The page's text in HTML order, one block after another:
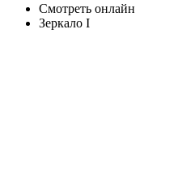
Смотреть онлайн
Зеркало I